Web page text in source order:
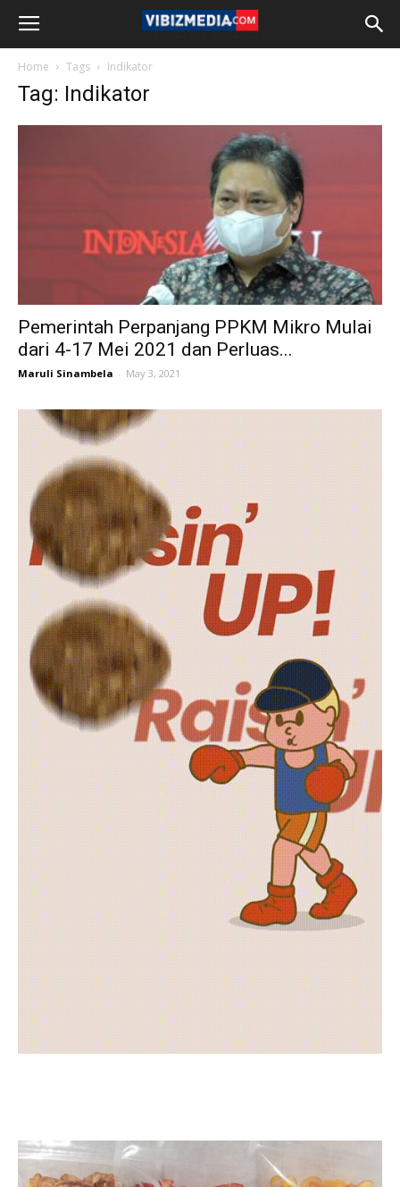
Home Tags Indikator
Tag: Indikator
Pemerintah Perpanjang PPKM Mikro Mulai
dari 4-17 Mei 2021 dan Perluas...
Maruli Sinambela - May 3, 2021